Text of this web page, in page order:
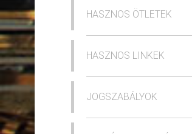
HASZNOS ÖTLETEK
HASZNOS LINKEK
JOGSZABÁLYOK